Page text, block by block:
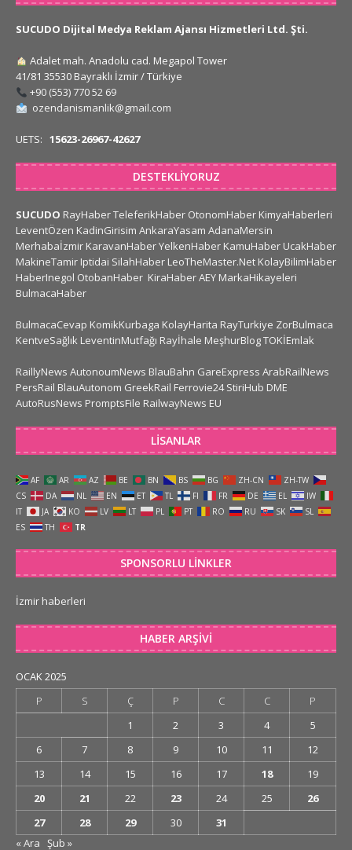
SUCUDO Dijital Medya Reklam Ajansı Hizmetleri Ltd. Şti.
Adalet mah. Anadolu cad. Megapol Tower
41/81 35530 Bayraklı İzmir / Türkiye
+90 (553) 770 52 69
ozendanismanlik@gmail.com
UETS: 15623-26967-42627
DESTEKLIYORUZ
SUCUDO RayHaberTeleferikHaber OtonomHaber KimyaHaberleri
LeventÖzen KadinGirisim AnkaraYasam AdanaMersin
Merhabaİzmir KaravanHaberYelkenHaber KamuHaber UcakHaber
MakineTamir Iptidai SilahHaber LeoTheMaster.Net KolayBilimHaber
HaberInegol OtobanHaber KiraHaberAEY MarkaHikayeleri
BulmacaHaber
BulmacaCevap KomikKurbaga KolayHarita RayTurkiye ZorBulmaca
KentveSağlık LeventinMutfağı Rayİhale MeşhurBlogTOKİEmlak
RaillyNews AutonoumNews BlauBahn GareExpress ArabRailNews
PersRail BlauAutonom GreekRail Ferrovie24 StiriHub DME
AutoRusNews PromptsFile RailwayNews EU
LISANLAR
AF AR AZ BE BN BS BG ZH-CN
ZH-TW
CS
DA NL EN ET TL FI FR DE EL
IW
IT
JA KO LV LT PL PT RO RU SK
SL
ES
TH TR
SPONSORLU LINKLER
İzmir haberleri
HABER ARŞIVI
OCAK 2025
P
S Ç P C C
P
1
2 3 4
5
6
7 8 9 10 11
12
13
14 15 16 17 18
19
20
21 22 23 24 25
26
27
28 29 30
31
« Ara Şub »